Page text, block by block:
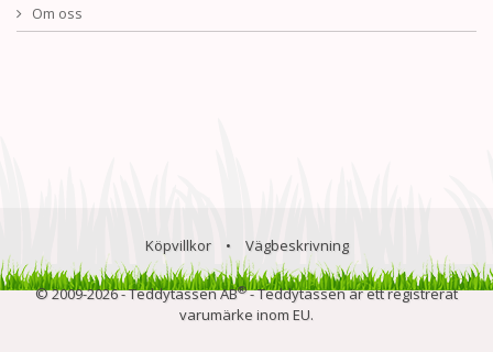
Om oss
Köpvillkor • Vägbeskrivning
© 2009-2026 - Teddytassen AB®- Teddytassen är ett registrerat
varumärke inom EU.